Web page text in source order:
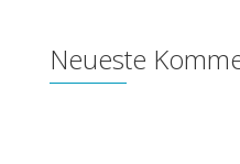
Neueste